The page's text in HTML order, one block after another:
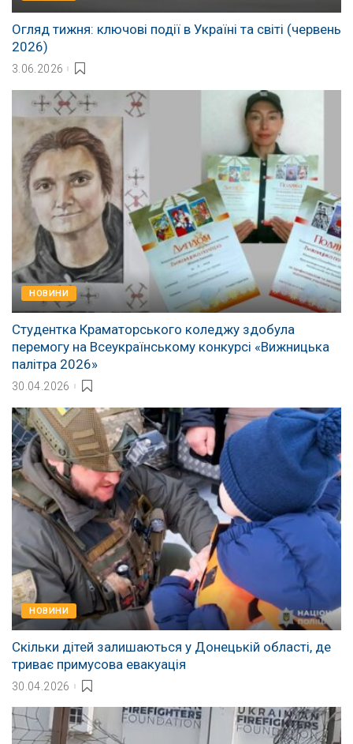
Огляд тижня: ключові події в Україні та світі (червень
2026)
3.06.2026
НОВИНИ
Студентка Краматорського коледжу здобула
перемогу на Всеукраїнському конкурсі «Вижницька
палітра 2026»
30.04.2026
НОВИНИ
Скільки дітей залишаються у Донецькій області, де
триває примусова евакуація
30.04.2026